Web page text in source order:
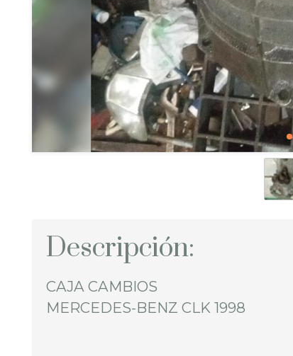
Descripción:
CAJA CAMBIOS
MERCEDES-BENZ CLK 1998